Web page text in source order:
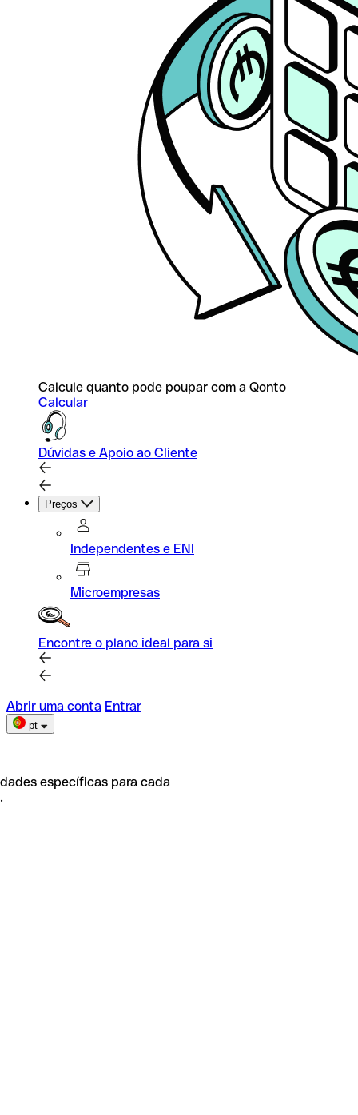
Calcule quanto pode poupar com a Qonto
Calcular
Dúvidas e Apoio ao Cliente
Preços
Independentes e ENI
Microempresas
Encontre o plano ideal para si
Abrir uma conta Entrar
pt
específicas para cada